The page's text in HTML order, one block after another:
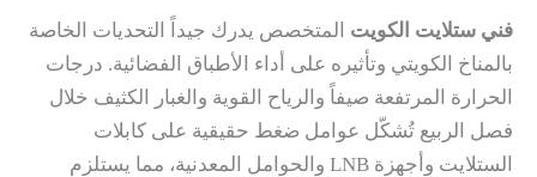
فني ستلايت الكويت المتخصص يدرك جيداً التحديات الخاصة
بالمناخ الكويتي وتأثيره على أداء الأطباق الفضائية. درجات
الحرارة المرتفعة صيفاً والرياح القوية والغبار الكثيف خلال
فصل الربيع تُشكّل عوامل ضغط حقيقية على كابلات
الستلايت وأجهزة LNB والحوامل المعدنية، مما يستلزم